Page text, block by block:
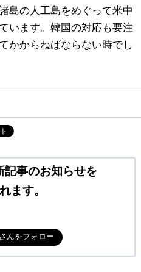
島の人工島をめぐって米中
います。韓国の対応も要注
かからねばならない時でし
記事のお知らせを
ます。
んをフォロー